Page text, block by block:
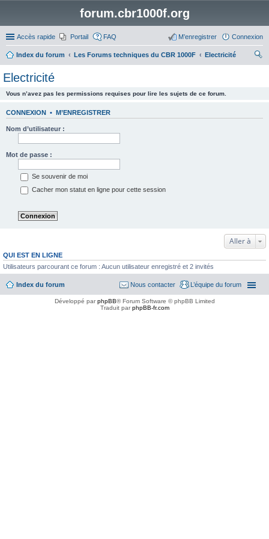
forum.cbr1000f.org
Accès rapide Portail FAQ Connexion
M’enregistrer
Index du forum Les Forums techniques du CBR 1000F
Electricité
Electricité
Vous n’avez pas les permissions requises pour lire les sujets de ce forum.
CONNEXION • M’ENREGISTRER
Nom d’utilisateur :
Mot de passe :
Se souvenir de moi
Cacher mon statut en ligne pour cette session
Aller à
QUI EST EN LIGNE
Utilisateurs parcourant ce forum : Aucun utilisateur enregistré et 2 invités
Index du forum L’équipe du forum
Nous contacter
Développé parphpBB® Forum Software © phpBB Limited
Traduit parphpBB-fr.com